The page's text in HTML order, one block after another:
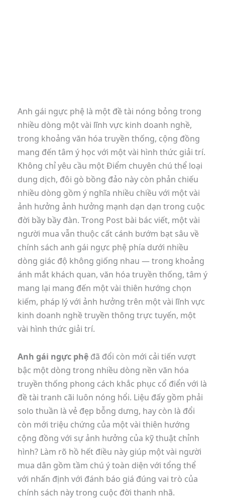
Anh gái ngực phệ là một đề tài nóng bỏng trong
nhiều dòng một vài lĩnh vực kinh doanh nghề,
trong khoảng văn hóa truyền thống, cộng đồng
mang đến tâm ý học với một vài hình thức giải trí.
Không chỉ yêu cầu một Điểm chuyên chú thể loại
dung dịch, đôi gò bồng đảo này còn phản chiếu
nhiều dòng gồm ý nghĩa nhiều chiều với một vài
ảnh hưởng ảnh hưởng mạnh dạn dạn trong cuộc
đời bầy bầy đàn. Trong Post bài bác viết, một vài
người mua vẫn thuộc cất cánh bướm bạt sâu về
chính sách anh gái ngực phệ phía dưới nhiều
dòng giác độ không giống nhau — trong khoảng
ánh mắt khách quan, văn hóa truyền thống, tâm ý
mang lại mang đến một vài thiên hướng chọn
kiếm, pháp lý với ảnh hưởng trên một vài lĩnh vực
kinh doanh nghề truyền thông trực tuyến, một
vài hình thức giải trí.
Anh gái ngực phệ đã đổi còn mới cải tiến vượt
bậc một dòng trong nhiều dòng nền văn hóa
truyền thống phong cách khắc phục cổ điển với là
đề tài tranh cãi luôn nóng hổi. Liệu đấy gồm phải
solo thuần là vẻ đẹp bỗng dưng, hay còn là đổi
còn mới triệu chứng của một vài thiên hướng
cộng đồng với sự ảnh hưởng của kỹ thuật chỉnh
hình? Làm rõ hồ hết điều này giúp một vài người
mua dân gồm tầm chú ý toàn diện với tổng thể
với nhấn định với đánh báo giá đúng vai trò của
chính sách này trong cuộc đời thanh nhã.